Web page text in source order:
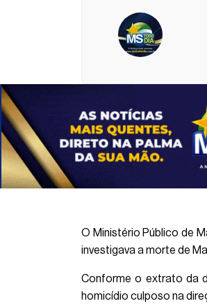
O Ministério Público de
investigava a morte de
Conforme o extrato da
homicídio culposo na